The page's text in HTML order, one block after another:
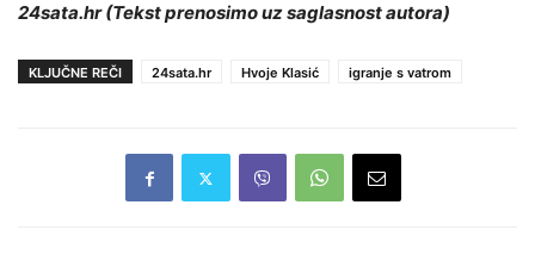
24sata.hr (Tekst prenosimo uz saglasnost autora)
KLJUČNE REČI 24sata.hr Hvoje Klasić igranje s vatrom